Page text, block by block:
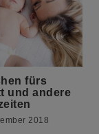
fürs
und andere
2018